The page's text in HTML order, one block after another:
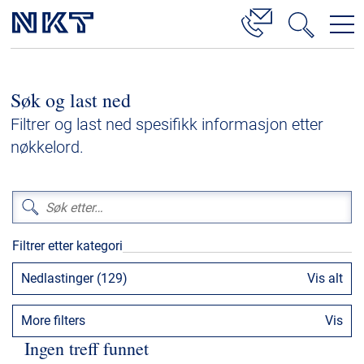
Høyspenningskabelløsninger
Kabelservice
Lavspenning
Høyspenningskabeltilbehør
Mellomspenningskabeltilbehør
Referanser
Nedlastinger
Søk og last ned
Filtrer og last ned spesifikk informasjon etter
nøkkelord.
Filtrer etter kategori
Nedlastinger (129) Vis alt
More filters Vis
Ingen treff funnet